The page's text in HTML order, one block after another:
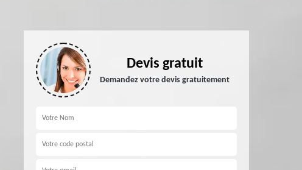
Devis gratuit
Demandez votre devis gratuitement